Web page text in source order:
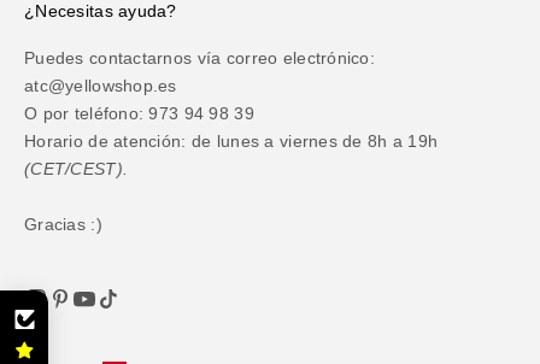
¿Necesitas ayuda?
Puedes contactarnos vía correo electrónico:
atc@yellowshop.es
O por teléfono: 973 94 98 39
Horario de atención: de lunes a viernes de 8h a 19h
(CET/CEST).
Gracias :)